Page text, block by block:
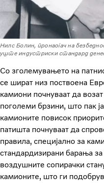
Нилс Болин, пронаоѓач на
уште индустриски стандард
Со зголемувањето на
се шират низ поствоена
камиони почнуваат да
поголеми брзини, што пак
камионите повисок
патишта почнуваат да
правила, специјално за
стандардизирани барања
воздушните сопирачки
камионите, што ги